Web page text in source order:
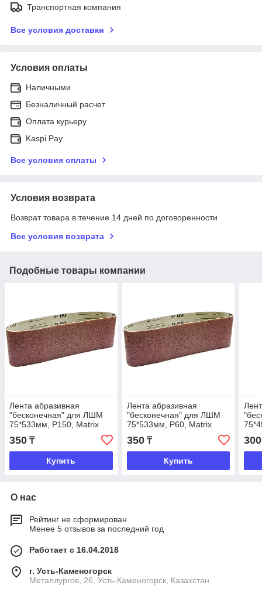
Транспортная компания
Все условия доставки
Условия оплаты
Наличными
Безналичный расчет
Оплата курьеру
Kaspi Pay
Все условия оплаты
Условия возврата
Возврат товара в течение 14 дней по договоренности
Все условия возврата
Подобные товары компании
Лента абразивная
"бесконечная" для ЛШМ
75*533мм, Р150, Matrix
350 ₸
Купить
Лента абразивная
"бесконечная" для ЛШМ
75*533мм, Р60, Matrix
350₸
Купить
300
О нас
Рейтинг не сформирован
Менее 5 отзывов за последний год
Работает с 16.04.2018
г. Усть-Каменогорск
Металлургов, 26, Усть-Каменогорск, Казахстан